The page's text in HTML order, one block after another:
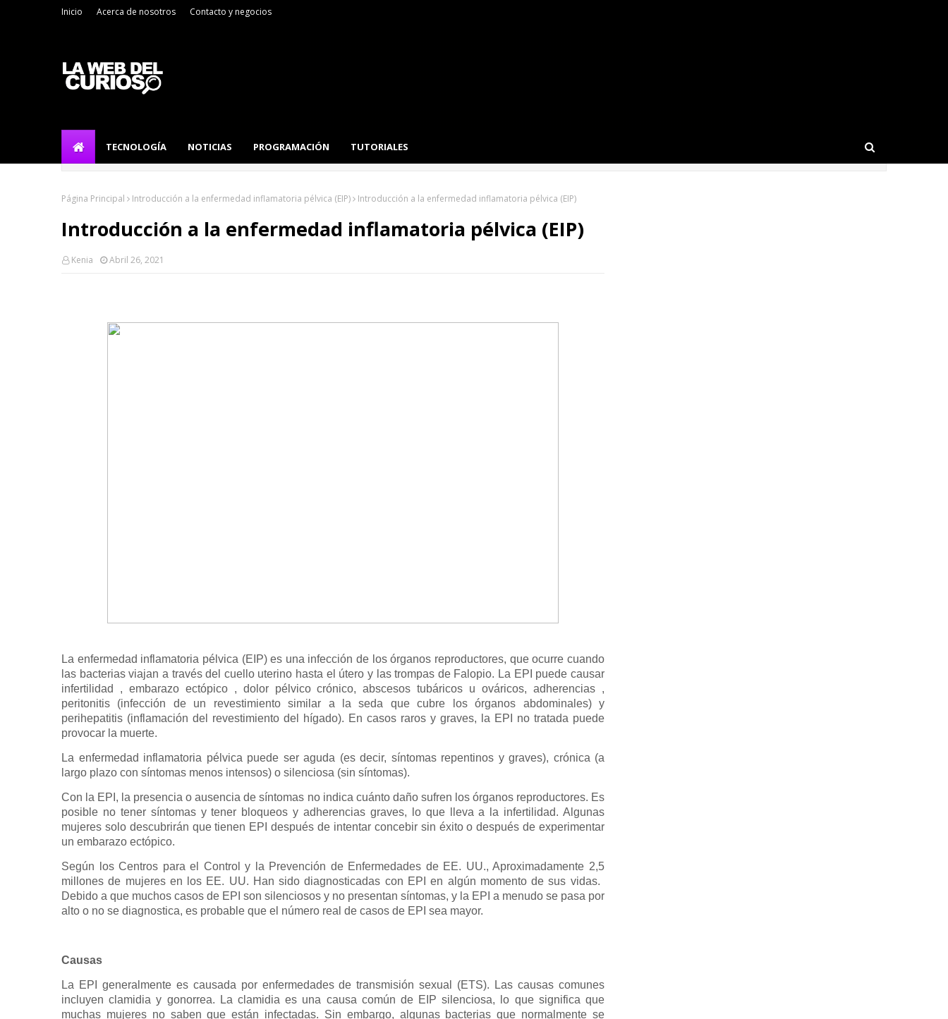
Inicio Acerca de nosotros Contacto y negocios
TECNOLOGÍA NOTICIAS PROGRAMACIÓN TUTORIALES
Página Principal Introducción a la enfermedad inflamatoria pélvica (EIP) Introducción a la enfermedad inflamatoria pélvica (EIP)
Introducción a la enfermedad inflamatoria pélvica (EIP)
Kenia Abril 26, 2021
La enfermedad inflamatoria pélvica (EIP) es una infección de los órganos reproductores, que ocurre cuando
las bacterias viajan a través del cuello uterino hasta el útero y las trompas de Falopio. La EPI puede causar
infertilidad , embarazo ectópico , dolor pélvico crónico, abscesos tubáricos u ováricos, adherencias ,
peritonitis (infección de un revestimiento similar a la seda que cubre los órganos abdominales) y
perihepatitis (inflamación del revestimiento del hígado). En casos raros y graves, la EPI no tratada puede
provocar la muerte.
La enfermedad inflamatoria pélvica puede ser aguda (es decir, síntomas repentinos y graves), crónica (a
largo plazo con síntomas menos intensos) o silenciosa (sin síntomas).
Con la EPI, la presencia o ausencia de síntomas no indica cuánto daño sufren los órganos reproductores. Es
posible no tener síntomas y tener bloqueos y adherencias graves, lo que lleva a la infertilidad. Algunas
mujeres solo descubrirán que tienen EPI después de intentar concebir sin éxito o después de experimentar
un embarazo ectópico.
Según los Centros para el Control y la Prevención de Enfermedades de EE. UU., Aproximadamente 2,5
millones de mujeres en los EE. UU. Han sido diagnosticadas con EPI en algún momento de sus vidas.
Debido a que muchos casos de EPI son silenciosos y no presentan síntomas, y la EPI a menudo se pasa por
alto o no se diagnostica, es probable que el número real de casos de EPI sea mayor.
Causas
La EPI generalmente es causada por enfermedades de transmisión sexual (ETS). Las causas comunes
incluyen clamidia y gonorrea. La clamidia es una causa común de EIP silenciosa, lo que significa que
muchas mujeres no saben que están infectadas. Sin embargo, algunas bacterias que normalmente se